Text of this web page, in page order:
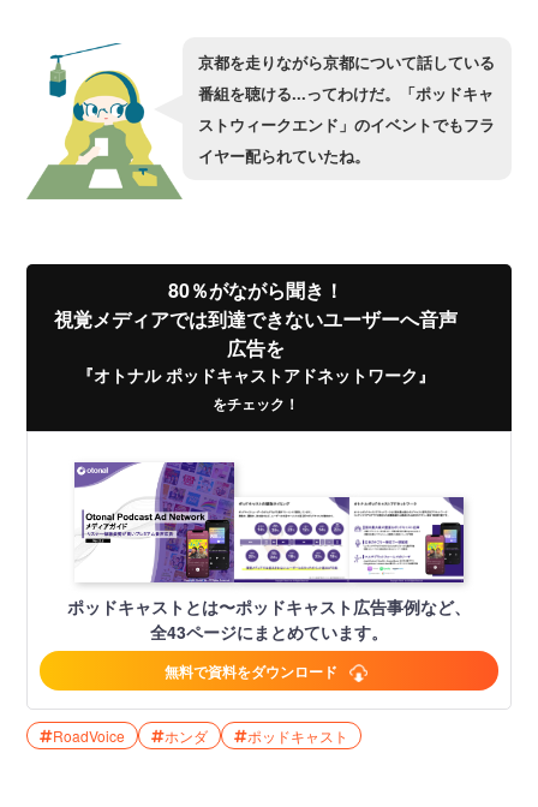
京都を走りながら京都について話している
番組を聴ける...ってわけだ。「ポッドキャ
ストウィークエンド」のイベントでもフラ
イヤー配られていたね。
80％がながら聞き！
視覚メディアでは到達できないユーザーへ音声
広告を
『オトナル ポッドキャストアドネットワーク』
をチェック！
ポッドキャストとは〜ポッドキャスト広告事例など、
全43ページにまとめています。
無料で資料をダウンロード
RoadVoice ホンダ ポッドキャスト